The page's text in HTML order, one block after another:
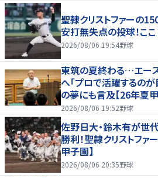
聖隷クリストファーの
安打無失点の投球！こ
2026/08/06 19:54野球
東筑の夏終わる…エー
へ「プロで活躍するのが
の夢にも言及【26年夏
2026/08/06 19:52野球
佐野日大・鈴木有が世
勝利！聖隷クリストファ
甲子園】
2026/08/06 20:35野球